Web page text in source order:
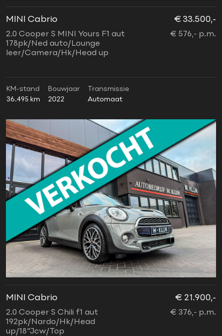
MINI Cabrio
2.0 Cooper S MINI Yours F1 aut
178pk/Ned auto/Lounge
leer/Camera/Hk/Head up
€ 33.500,-
€ 576,- p.m.
KM-stand
36.495 km
Bouwjaar
2022
Transmissie
Automaat
MINI Cabrio
2.0 Cooper S Chili f1 aut
192pk/Nardo/Hk/Head
up/18"Jcw/Top
€ 21.900,-
€ 376,- p.m.